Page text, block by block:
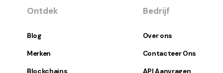
Ontdek
Blog
Merken
Bedrijf
Over ons
Contacteer Ons